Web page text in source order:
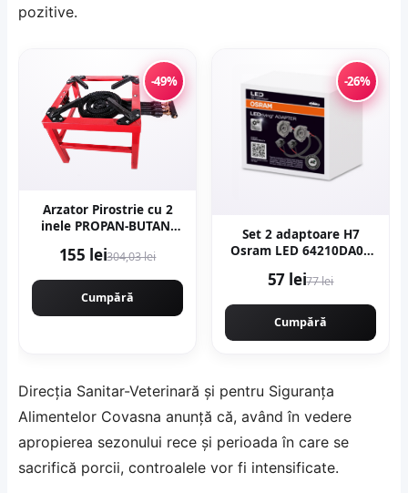
pozitive.
-49%
Arzator Pirostrie cu 2
inele PROPAN-BUTAN,
EurGas B4195
155 lei304,03 lei
Cumpără
-26%
Set 2 adaptoare H7
Osram LED 64210DA09
57 lei77 lei
Cumpără
Direcţia Sanitar-Veterinară şi pentru Siguranţa
Alimentelor Covasna anunță că, având în vedere
apropierea sezonului rece și perioada în care se
sacrifică porcii, controalele vor fi intensificate.